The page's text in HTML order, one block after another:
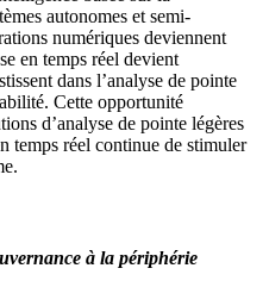
autonomes et semi-
numériques deviennent
en temps réel devient
dans l’analyse de pointe
Cette opportunité
d’analyse de pointe légères
temps réel continue de stimuler
à la périphérie